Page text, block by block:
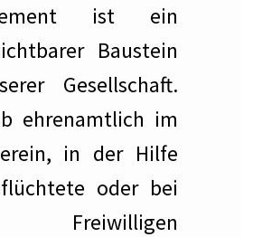
Berlin e.V.
2024
Berlin e.V.
ist ein
Baustein
Gesellschaft.
ehrenamtlich im
in der Hilfe
oder bei